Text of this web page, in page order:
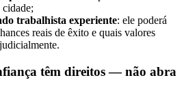
trabalhista experiente: ele poderá
reais de êxito e quais valores
têm direitos — não abra